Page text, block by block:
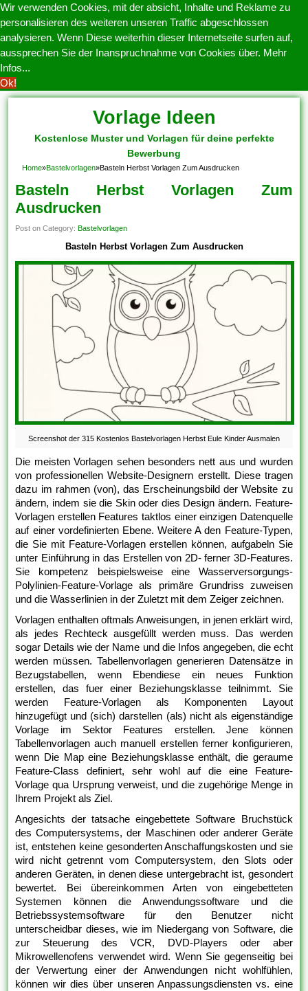
Wir verwenden Cookies, mit der absicht, Inhalte und Reklame zu
personalisieren des weiteren unseren Traffic abgeschlossen
analysieren. Wenn Diese weiterhin dieser Internetseite surfen auf,
aussprechen Sie der Inanspruchnahme von Cookies über. Mehr
Infos...
Ok!
Vorlage Ideen
Kostenlose Muster und Vorlagen für deine perfekte
Bewerbung
Home»Bastelvorlagen»Basteln Herbst Vorlagen Zum Ausdrucken
Basteln Herbst Vorlagen Zum
Ausdrucken
Post on Category:Bastelvorlagen
Basteln Herbst Vorlagen Zum Ausdrucken
Screenshot der 315 Kostenlos Bastelvorlagen Herbst Eule Kinder Ausmalen
Die meisten Vorlagen sehen besonders nett aus und wurden
von professionellen Website-Designern erstellt. Diese tragen
dazu im rahmen (von), das Erscheinungsbild der Website zu
ändern, indem sie die Skin oder dies Design ändern. Feature-
Vorlagen erstellen Features taktlos einer einzigen Datenquelle
auf einer vordefinierten Ebene. Weitere A den Feature-Typen,
die Sie mit Feature-Vorlagen erstellen können, aufgabeln Sie
unter Einführung in das Erstellen von 2D- ferner 3D-Features.
Sie kompetenz beispielsweise eine Wasserversorgungs-
Polylinien-Feature-Vorlage als primäre Grundriss zuweisen
und die Wasserlinien in der Zuletzt mit dem Zeiger zeichnen.
Vorlagen enthalten oftmals Anweisungen, in jenen erklärt wird,
als jedes Rechteck ausgefüllt werden muss. Das werden
sogar Details wie der Name und die Infos angegeben, die echt
werden müssen. Tabellenvorlagen generieren Datensätze in
Bezugstabellen, wenn Ebendiese ein neues Funktion
erstellen, das fuer einer Beziehungsklasse teilnimmt. Sie
werden Feature-Vorlagen als Komponenten Layout
hinzugefügt und (sich) darstellen (als) nicht als eigenständige
Vorlage im Sektor Features erstellen. Jene können
Tabellenvorlagen auch manuell erstellen ferner konfigurieren,
wenn Die Map eine Beziehungsklasse enthält, die geraume
Feature-Class definiert, sehr wohl auf die eine Feature-
Vorlage qua Ursprung verweist, und die zugehörige Menge in
Ihrem Projekt als Ziel.
Angesichts der tatsache eingebettete Software Bruchstück
des Computersystems, der Maschinen oder anderer Geräte
ist, entstehen keine gesonderten Anschaffungskosten und sie
wird nicht getrennt vom Computersystem, den Slots oder
anderen Geräten, in denen diese untergebracht ist, gesondert
bewertet. Bei übereinkommen Arten von eingebetteten
Systemen können die Anwendungssoftware und die
Betriebssystemsoftware für den Benutzer nicht
unterscheidbar dieses, wie im Niedergang von Software, die
zur Steuerung des VCR, DVD-Players oder aber
Mikrowellenofens verwendet wird. Wenn Sie gegenseitig bei
der Verwertung einer der Anwendungen nicht wohlfühlen,
können wir dies über unseren Anpassungsdiensten vs. eine